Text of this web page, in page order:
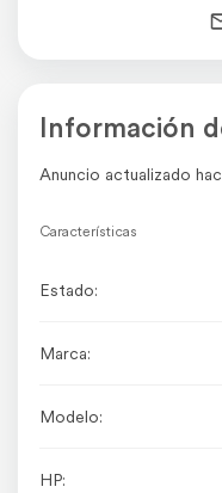
Información
Anuncio actualizado
Características
Estado:
Marca:
Modelo:
HP: